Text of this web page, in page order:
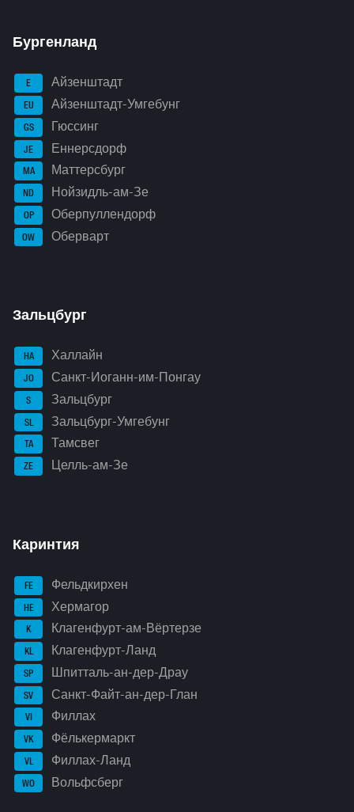
Бургенланд
E Айзенштадт
EU Айзенштадт-Умгебунг
GS Гюссинг
JE Еннерсдорф
MA Маттерсбург
ND Нойзидль-ам-Зе
OP Оберпуллендорф
OW Оберварт
Зальцбург
HA Халлайн
JO Санкт-Иоганн-им-Понгау
S Зальцбург
SL Зальцбург-Умгебунг
TA Тамсвег
ZE Целль-ам-Зе
Каринтия
FE Фельдкирхен
HE Хермагор
K Клагенфурт-ам-Вёртерзе
KL Клагенфурт-Ланд
SP Шпитталь-ан-дер-Драу
SV Санкт-Файт-ан-дер-Глан
VI Филлах
VK Фёлькермаркт
VL Филлах-Ланд
WO Вольфсберг